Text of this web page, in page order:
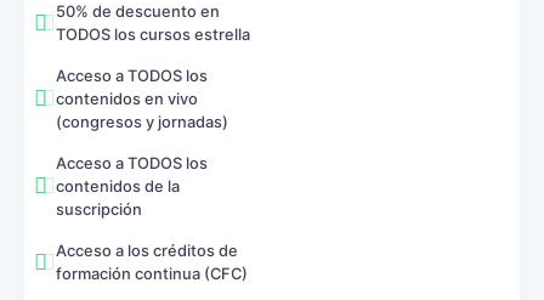
50% de descuento en
TODOS los cursos estrella
Acceso a TODOS los
contenidos en vivo
(congresos y jornadas)
Acceso a TODOS los
contenidos de la
suscripción
Acceso a los créditos de
formación continua (CFC)